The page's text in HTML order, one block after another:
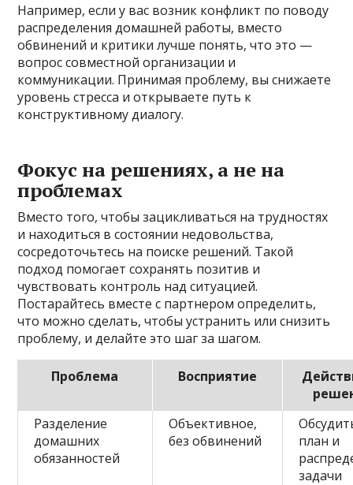
Например, если у вас возник конфликт по поводу
распределения домашней работы, вместо
обвинений и критики лучше понять, что это —
вопрос совместной организации и
коммуникации. Принимая проблему, вы снижаете
уровень стресса и открываете путь к
конструктивному диалогу.
Фокус на решениях, а не на
проблемах
Вместо того, чтобы зацикливаться на трудностях
и находиться в состоянии недовольства,
сосредоточьтесь на поиске решений. Такой
подход помогает сохранять позитив и
чувствовать контроль над ситуацией.
Постарайтесь вместе с партнером определить,
что можно сделать, чтобы устранить или снизить
проблему, и делайте это шаг за шагом.
Проблема Восприятие
Разделение
домашних
обязанностей
Объективное,
без обвинений
план и
задачи